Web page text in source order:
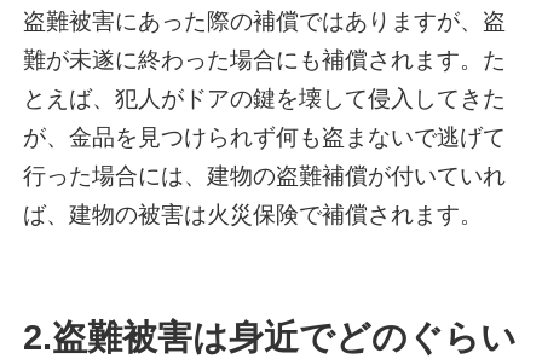
盗難被害にあった際の補償ではありますが、盗
難が未遂に終わった場合にも補償されます。た
とえば、犯人がドアの鍵を壊して侵入してきた
が、金品を見つけられず何も盗まないで逃げて
行った場合には、建物の盗難補償が付いていれ
ば、建物の被害は火災保険で補償されます。
2.盗難被害は身近でどのぐらい